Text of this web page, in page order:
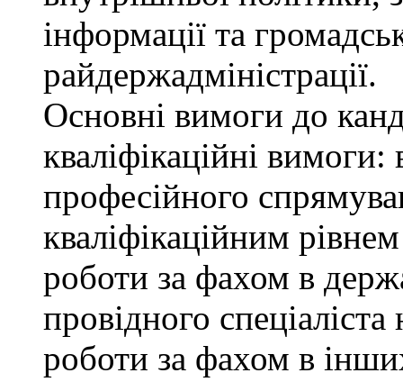
інформації та
райдержадміністрації.
Основні вимоги до
кваліфікаційні
професійного
кваліфікаційним
роботи за фахом в
провідного
роботи за фахом в